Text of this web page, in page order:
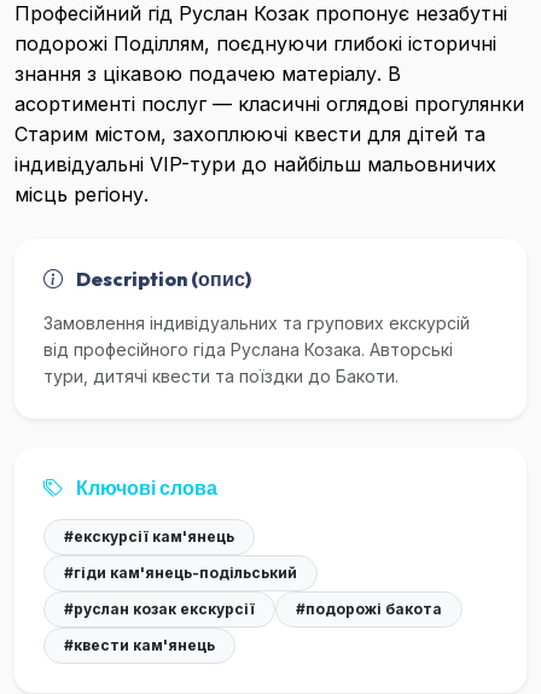
Професійний гід Руслан Козак пропонує незабутні
подорожі Поділлям, поєднуючи глибокі історичні
знання з цікавою подачею матеріалу. В
асортименті послуг — класичні оглядові прогулянки
Старим містом, захоплюючі квести для дітей та
індивідуальні VIP-тури до найбільш мальовничих
місць регіону.
Description (опис)
Замовлення індивідуальних та групових екскурсій
від професійного гіда Руслана Козака. Авторські
тури, дитячі квести та поїздки до Бакоти.
Ключові слова
#екскурсії кам'янець
#гіди кам'янець-подільський
#руслан козак екскурсії
#подорожі бакота
#квести кам'янець